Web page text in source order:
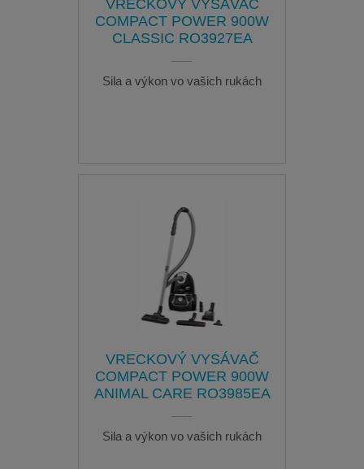
VRECKOVÝ VYSÁVAČ
COMPACT POWER 900W
CLASSIC RO3927EA
Sila a výkon vo vašich rukách
VRECKOVÝ VYSÁVAČ
COMPACT POWER 900W
ANIMAL CARE RO3985EA
Sila a výkon vo vašich rukách